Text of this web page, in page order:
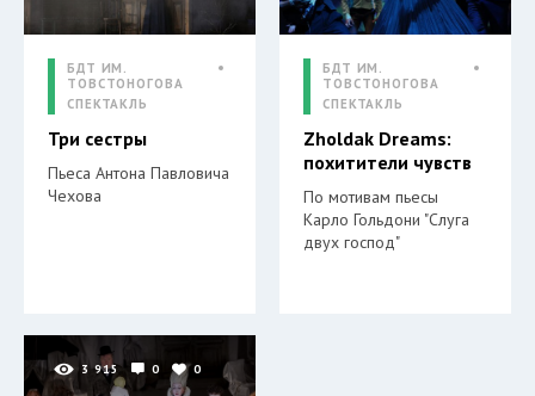
БДТ ИМ.
ТОВСТОНОГОВА
СПЕКТАКЛЬ
Три сестры
Пьеса Антона Павловича
Чехова
БДТ ИМ.
ТОВСТОНОГОВА
СПЕКТАКЛЬ
Zholdak Dreams:
похитители чувств
По мотивам пьесы
Карло Гольдони "Слуга
двух господ"
3 915 0 0